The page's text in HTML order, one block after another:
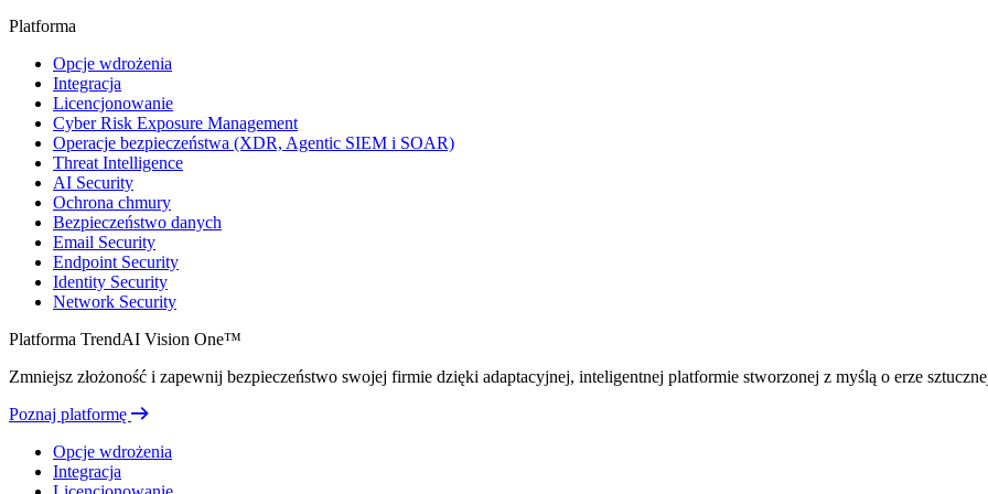
Platforma
Opcje wdrożenia
Integracja
Licencjonowanie
Cyber Risk Exposure Management
Operacje bezpieczeństwa (XDR, Agentic SIEM i SOAR)
Threat Intelligence
AI Security
Ochrona chmury
Bezpieczeństwo danych
Email Security
Endpoint Security
Identity Security
Network Security
Platforma TrendAI Vision One™
Zmniejsz złożoność i zapewnij bezpieczeństwo swojej firmie dzięki adaptacyjnej, inteligentnej platformie stworzonej z myślą o erze
Poznaj platformę
Opcje wdrożenia
Integracja